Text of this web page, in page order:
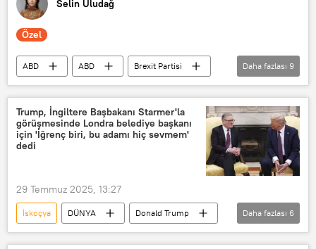
Selin Uludağ
Özel
ABD ABD
Brexit Partisi
NATO
Londra
Ukrayna
Margaret Thatcher
Elon Musk
Musk
DÜNYA
Trump gümrük vergileri listesi
Daha fazlası 9
Trump, İngiltere Başbakanı Starmer'la
görüşmesinde Londra belediye başkanı
için 'İğrenç biri, bu adamı hiç sevmem'
dedi
29 Temmuz 2025, 13:27
İskoçya DÜNYA
Donald Trump
Sadiq Khan
Londra
Daha fazlası 6